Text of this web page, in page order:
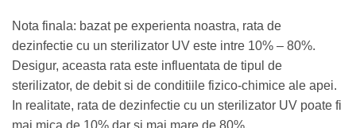
Nota finala: bazat pe experienta noastra, rata de
dezinfectie cu un sterilizator UV este intre 10% – 80%.
Desigur, aceasta rata este influentata de tipul de
sterilizator, de debit si de conditiile fizico-chimice ale apei.
In realitate, rata de dezinfectie cu un sterilizator UV poate fi
mai mica de 10% dar si mai mare de 80%.